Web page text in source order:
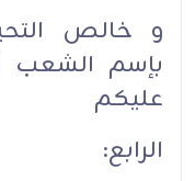
و خالص
بإسم الشعب
عليكم
الرابع: